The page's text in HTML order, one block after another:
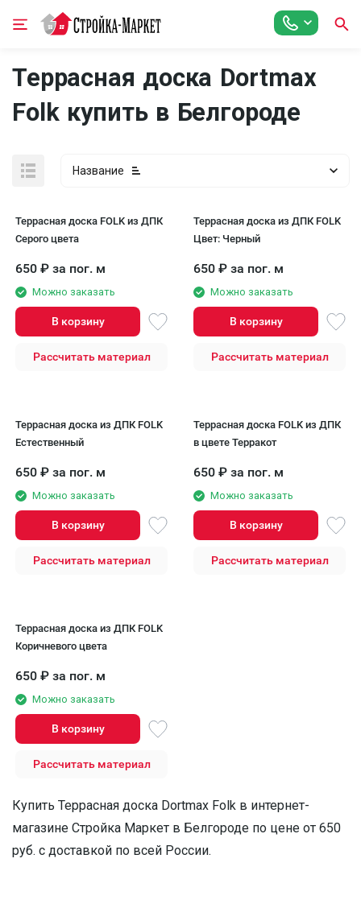
Террасная доска Dortmax
Folk купить в Белгороде
Название
Террасная доска FOLK из ДПК
Серого цвета
650 ₽ за пог. м
Можно заказать
В корзину
Рассчитать материал
Террасная доска из ДПК FOLK
Цвет: Черный
650 ₽ за пог. м
Можно заказать
В корзину
Рассчитать материал
Террасная доска из ДПК FOLK
Естественный
650 ₽ за пог. м
Можно заказать
В корзину
Рассчитать материал
Террасная доска FOLK из ДПК
в цвете Терракот
650 ₽ за пог. м
Можно заказать
В корзину
Рассчитать материал
Террасная доска из ДПК FOLK
Коричневого цвета
650 ₽ за пог. м
Можно заказать
В корзину
Рассчитать материал
Купить Террасная доска Dortmax Folk в интернет-
магазине Стройка Маркет в Белгороде по цене от 650
руб. с доставкой по всей России.